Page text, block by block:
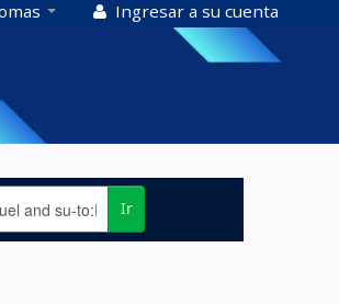
Ingresar a su cuenta
Ir